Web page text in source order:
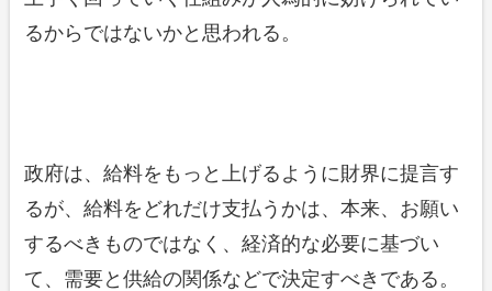
るからではないかと思われる。
政府は、給料をもっと上げるように財界に提言す
るが、給料をどれだけ支払うかは、本来、お願い
するべきものではなく、経済的な必要に基づい
て、需要と供給の関係などで決定すべきである。